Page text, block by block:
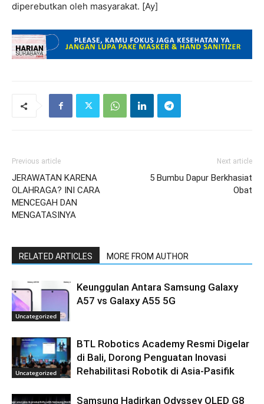
diperebutkan oleh masyarakat. [Ay]
Previous article
JERAWATAN KARENA
OLAHRAGA? INI CARA
MENCEGAH DAN
MENGATASINYA
Next article
5 Bumbu Dapur Berkhasiat
Obat
RELATED ARTICLES MORE FROM AUTHOR
Uncategorized
Keunggulan Antara Samsung Galaxy
A57 vs Galaxy A55 5G
Uncategorized
BTL Robotics Academy Resmi Digelar
di Bali, Dorong Penguatan Inovasi
Rehabilitasi Robotik di Asia-Pasifik
Samsung Hadirkan Odyssey OLED G8